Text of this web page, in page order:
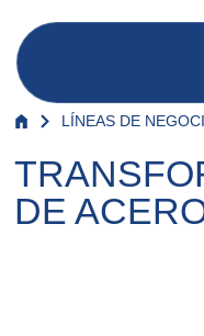
LÍNEAS DE
DE